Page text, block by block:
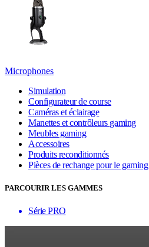
Microphones
Simulation
Configurateur de course
Caméras et éclairage
Manettes et contrôleurs gaming
Meubles gaming
Accessoires
Produits reconditionnés
Pièces de rechange pour le gaming
PARCOURIR LES GAMMES
Série PRO